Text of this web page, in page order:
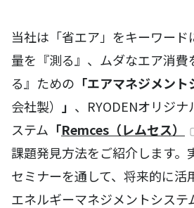
当社は「省エア」をキーワード
量を『測る』、ムダなエア消
る』ための 「エアマネジメント
会社製）
」 、RYODENオリジ
ステム 「Remces（レムセス）
課題発見方法をご紹介します。
セミナーを通して、将来的に活
エネルギーマネジメントシステ